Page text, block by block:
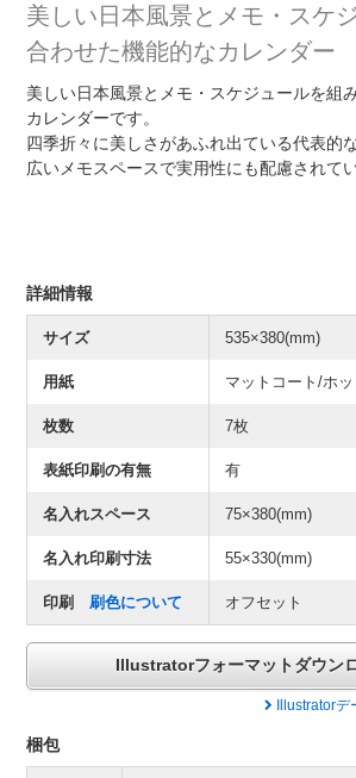
美しい日本風景とメモ・スケ
合わせた機能的なカレンダー
美しい日本風景とメモ・スケジュールを組
カレンダーです。
四季折々に美しさがあふれ出ている代表的
広いメモスペースで実用性にも配慮されてい
詳細情報
サイズ 535×380(mm)
用紙 マットコート/ホ
枚数 7枚
表紙印刷の有無 有
名入れスペース 75×380(mm)
名入れ印刷寸法 55×330(mm)
印刷 刷色について オフセット
Illustratorフォーマットダウン
Illustratorデ
梱包